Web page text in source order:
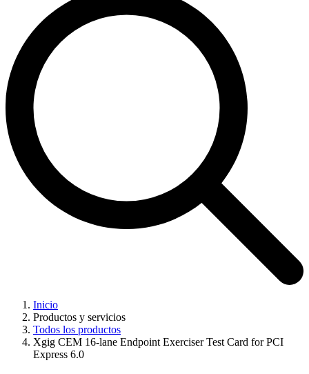
Inicio
Productos y servicios
Todos los productos
Xgig CEM 16-lane Endpoint Exerciser Test Card for PCI
Express 6.0